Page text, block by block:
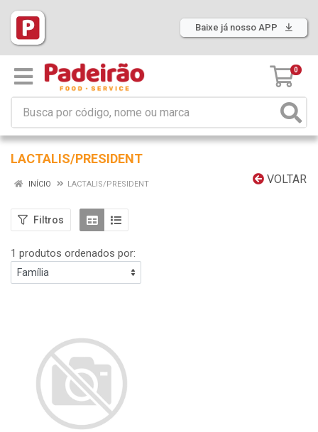
Baixe já nosso APP
0
LACTALIS/PRESIDENT
VOLTAR
INÍCIO LACTALIS/PRESIDENT
Filtros
1 produtos ordenados por: